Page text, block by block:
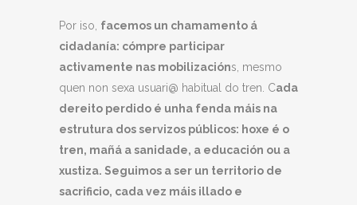
Por iso, facemos un chamamento á
cidadanía: cómpre participar
activamente nas mobilizacións, mesmo
quen non sexa usuari@ habitual do tren. Cada
dereito perdido é unha fenda máis na
estrutura dos servizos públicos: hoxe é o
tren, mañá a sanidade, a educación ou a
xustiza. Seguimos a ser un territorio de
sacrificio, cada vez máis illado e